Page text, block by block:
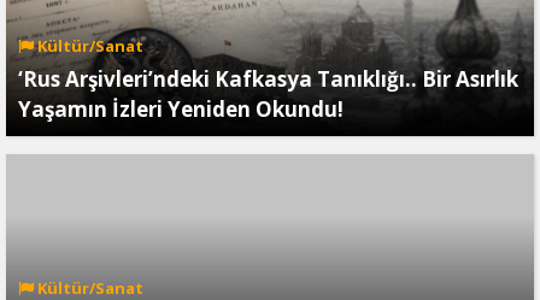
Kültür/Sanat
‘Rus Arşivleri’ndeki Kafkasya Tanıklığı.. Bir Asırlık
Yaşamın İzleri Yeniden Okundu!
Kültür/Sanat